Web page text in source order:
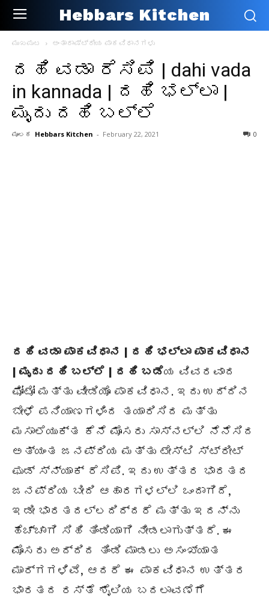
Hebbars Kitchen
ಮುಖಪುಟ ಅಂತಾರಾಷ್ಟ್ರೀಯ ಪಾಕವಿಧಾನಗಳು
ದಹಿ ವಡಾ ರೆಸಿಪಿ | dahi vada
in kannada | ದಹಿ ಭಲ್ಲಾ |
ಮೃದು ದಹಿ ಬಲ್ಲೆ
ಮೂಲಕ Hebbars Kitchen - February 22, 2021 0
ದಹಿ ವಡಾ ಪಾಕವಿಧಾನ | ದಹಿ ಭಲ್ಲಾ ಪಾಕವಿಧಾನ
| ಮೃದು ದಹಿ ಬಲ್ಲೆ | ದಹಿ ಬಡೆಯ ವಿವರವಾದ
ಫೋಟೋ ಮತ್ತು ವೀಡಿಯೊ ಪಾಕವಿಧಾನ. ಇದು ಉದ್ದಿನ
ಬೇಳೆ ಪನಿಯಾಣಗಳಿಂದ ತಯಾರಿಸಿದ ಮತ್ತು
ಮಸಾಲೆಯುಕ್ತ ಕೆನೆ ಮೊಸರು ಸಾಸ್‌ನಲ್ಲಿ ನೆನೆಸಿದ
ಅತ್ಯಂತ ಜನಪ್ರಿಯ ಮತ್ತು ಟೇಸ್ಟಿ ಸ್ಟ್ರೀಟ್
ಫುಡ್ ಸ್ನ್ಯಾಕ್ ರೆಸಿಪಿ. ಇದು ಉತ್ತರ ಭಾರತದ
ಜನಪ್ರಿಯ ಬೀದಿ ಆಹಾರಗಳಲ್ಲಿ ಒಂದಾಗಿದೆ,
ಇಡೀ ಭಾರತದಲ್ಲದಿದ್ದರೆ ಮತ್ತು ಇದನ್ನು
ಹೆಚ್ಚಾಗಿ ಸಿಹಿ ತಿಂಡಿಯಾಗಿ ನೀಡಲಾಗುತ್ತದೆ. ಈ
ಮೊಸರು ಅದ್ದಿದ ತಿಂಡಿ ಮಾಡಲು ಅಸಂಖ್ಯಾತ
ಮಾರ್ಗಗಳಿವೆ, ಆದರೆ ಈ ಪಾಕವಿಧಾನ ಉತ್ತರ
ಭಾರತದ ರಸ್ತೆ ಶೈಲಿಯ ಬದಲಾವಣೆಗೆ